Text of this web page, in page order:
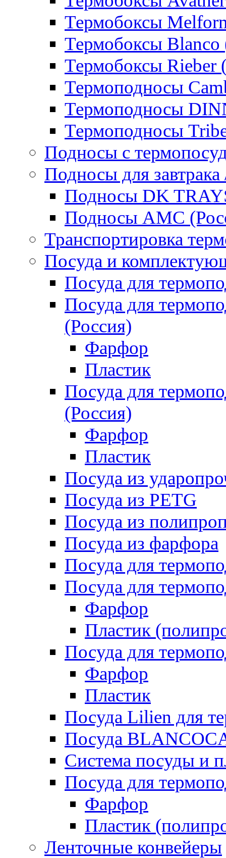
Термобоксы
Термобоксы Blanco
Термобоксы Rieber
Термоподносы
Термоподносы
Термоподносы
Подносы с
Подносы для завтрака
Подносы DK
Подносы AMC
Транспортировка
Посуда и
Посуда для
Посуда для
(Россия)
Фарфор
Пластик
Посуда для
(Россия)
Фарфор
Пластик
Посуда из
Посуда из PETG
Посуда из
Посуда из фарфора
Посуда для
Посуда для
Фарфор
Пластик
Посуда для
Фарфор
Пластик
Посуда Lilien для
Посуда
Система посуды и
Посуда для
Фарфор
Пластик
Ленточные конвейеры